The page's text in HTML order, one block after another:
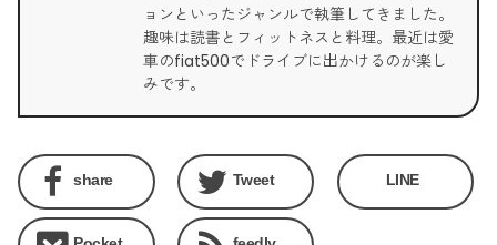
ョンといったジャンルで執筆してきました。
趣味は読書とフィットネスと料理。最近は愛
車のfiat500でドライブに出かけるのが楽し
みです。
share Tweet LINE